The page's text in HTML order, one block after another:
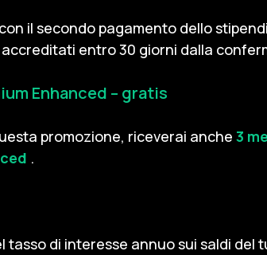
il secondo pagamento dello
entro 30 giorni dalla
Enhanced – gratis
promozione, riceverai anche 3
.
tasso di interesse annuo sui saldi del